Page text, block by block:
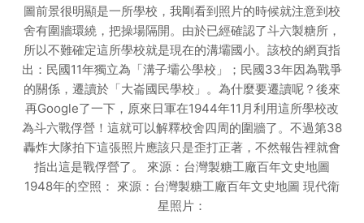
圖前景很明顯是一所學校，我剛看到照片的時候就注意到校
舍有圍牆環繞，把操場隔開。由於已經確認了斗六製糖所，
所以不難確定這所學校就是現在的溝壩國小。該校的網頁指
出：民國11年獨立為「溝子壩公學校」；民國33年因為戰爭
的關係，遷讀於「大崙國民學校」。為什麼要遷讀呢？後來
再Google了一下，原來日軍在1944年11月利用這所學校改
為斗六戰俘營！這就可以解釋校舍四周的圍牆了。不過第38
轟炸大隊拍下這張照片應該只是歪打正著，不然報告裡就會
指出這是戰俘營了。 來源：台灣製糖工廠百年文史地圖
1948年的空照： 來源：台灣製糖工廠百年文史地圖 現代衛
星照片：